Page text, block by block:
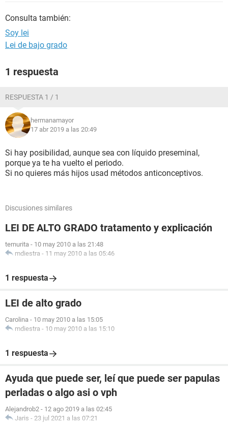
Consulta también:
Soy lei
Lei de bajo grado
1 respuesta
RESPUESTA 1 / 1
hermanamayor
17 abr 2019 a las 20:49
Si hay posibilidad, aunque sea con líquido preseminal,
porque ya te ha vuelto el periodo.
Si no quieres más hijos usad métodos anticonceptivos.
Discusiones similares
LEI DE ALTO GRADO tratamento y explicación
ternurita - 10 may 2010 a las 21:48
mdiestra - 11 may 2010 a las 05:46
1 respuesta
LEI de alto grado
Carolina - 10 may 2010 a las 15:05
mdiestra - 10 may 2010 a las 15:10
1 respuesta
Ayuda que puede ser, leí que puede ser papulas
perladas o algo asi o vph
Alejandrob2 - 12 ago 2019 a las 02:45
Jaris - 23 jul 2021 a las 07:21